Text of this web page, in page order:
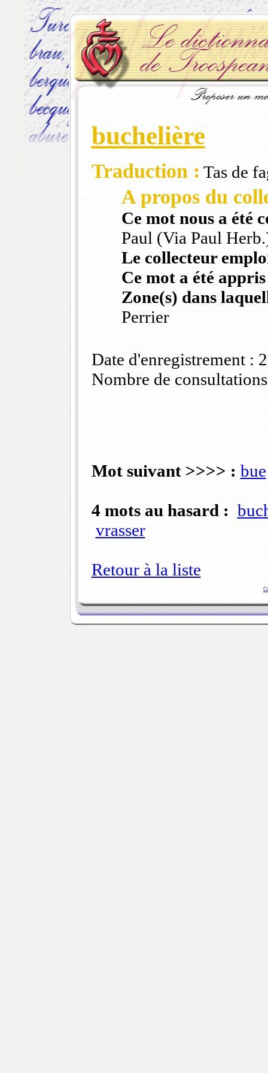
buchelière
Traduction : Tas de
A propos du
Ce mot nous a été
Paul (Via Paul
Le collecteur
Ce mot a été
Zone(s) dans
Perrier
Date d'enregistrement :
Nombre de
Mot suivant >>>> : bue
4 mots au hasard :
vrasser
Retour à la liste